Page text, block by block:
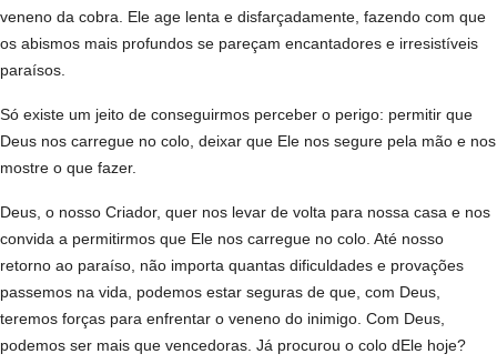
veneno da cobra. Ele age lenta e disfarçadamente, fazendo com que
os abismos mais profundos se pareçam encantadores e irresistíveis
paraísos.
Só existe um jeito de conseguirmos perceber o perigo: permitir que
Deus nos carregue no colo, deixar que Ele nos segure pela mão e nos
mostre o que fazer.
Deus, o nosso Criador, quer nos levar de volta para nossa casa e nos
convida a permitirmos que Ele nos carregue no colo. Até nosso
retorno ao paraíso, não importa quantas dificuldades e provações
passemos na vida, podemos estar seguras de que, com Deus,
teremos forças para enfrentar o veneno do inimigo. Com Deus,
podemos ser mais que vencedoras. Já procurou o colo dEle hoje?